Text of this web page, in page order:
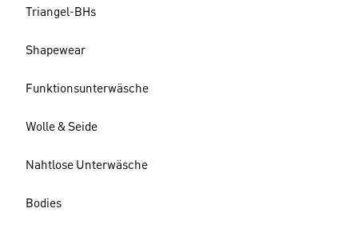
Triangel-BHs
Shapewear
Funktionsunterwäsche
Wolle & Seide
Nahtlose Unterwäsche
Bodies